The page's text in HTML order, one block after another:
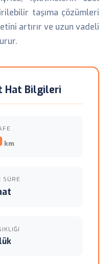
taşıma çözümleri
artırır ve uzun vadeli
Hat Bilgileri
km
SÜRE